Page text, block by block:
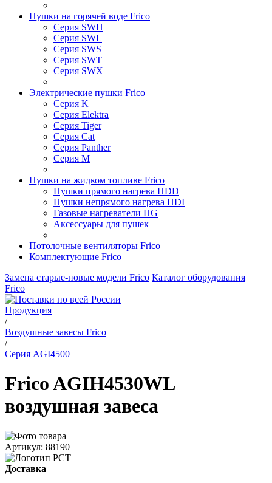
Пушки на горячей воде Frico
Серия SWH
Серия SWL
Серия SWS
Серия SWT
Серия SWX
Электрические пушки Frico
Серия K
Серия Elektra
Серия Tiger
Серия Cat
Серия Panther
Серия M
Пушки на жидком топливе Frico
Пушки прямого нагрева HDD
Пушки непрямого нагрева HDI
Газовые нагреватели HG
Аксессуары для пушек
Потолочные вентиляторы Frico
Комплектующие Frico
Замена старые-новые модели Frico Каталог оборудования
Frico
Продукция
/
Воздушные завесы Frico
/
Серия AGI4500
Frico AGIH4530WL
воздушная завеса
Артикул: 88190
Доставка